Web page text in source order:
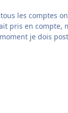
les comptes
pris en compte,
je dois